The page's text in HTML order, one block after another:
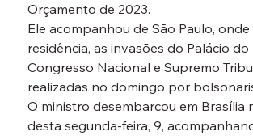
Orçamento de 2023.
Ele acompanhou de São Paulo, onde
residência, as invasões do Palácio do
Congresso Nacional e Supremo
realizadas no domingo por
O ministro desembarcou em Brasília
desta segunda-feira, 9,